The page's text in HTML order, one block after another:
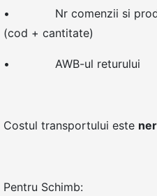
• Nr comenzii si
(cod + cantitate)
• AWB-ul returului
Costul transportului este
Pentru Schimb: